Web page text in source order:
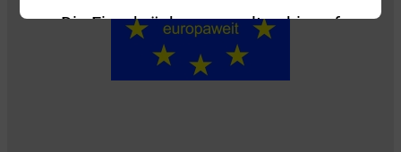
Die Einschränkungen gelten bis auf
Widerruf. Sobald die zulässigen Werte
wieder eingehalten werden, wird das